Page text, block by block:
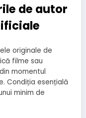
de autor
originale de
filme sau
momentul
Condiția esențială
minim de